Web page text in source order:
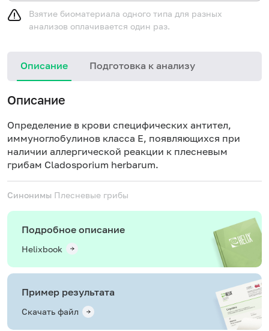
Взятие биоматериала одного типа для разных
анализов оплачивается один раз.
Описание Подготовка к анализу
Описание
Определение в крови специфических антител,
иммуноглобулинов класса E, появляющихся при
наличии аллергической реакции к плесневым
грибам Cladosporium herbarum.
Синонимы Плесневые грибы
Подробное описание
Helixbook
Пример результата
Скачать файл